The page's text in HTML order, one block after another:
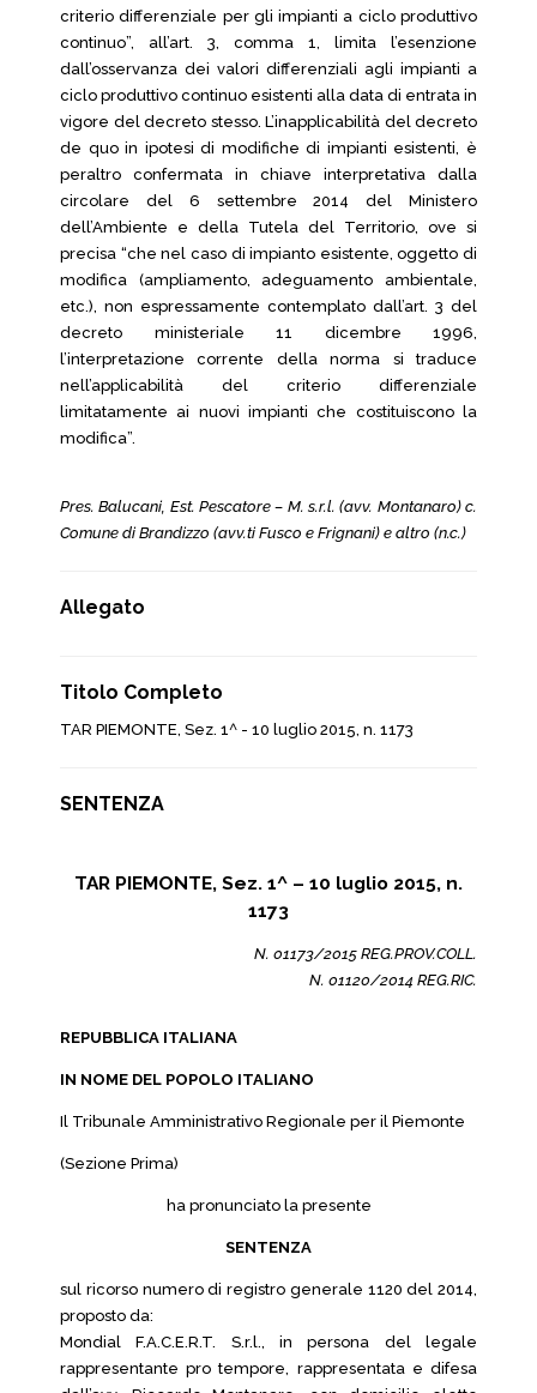
criterio differenziale per gli impianti a ciclo produttivo
continuo”, all’art. 3, comma 1, limita l’esenzione
dall’osservanza dei valori differenziali agli impianti a
ciclo produttivo continuo esistenti alla data di entrata in
vigore del decreto stesso. L’inapplicabilità del decreto
de quo in ipotesi di modifiche di impianti esistenti, è
peraltro confermata in chiave interpretativa dalla
circolare del 6 settembre 2014 del Ministero
dell’Ambiente e della Tutela del Territorio, ove si
precisa “che nel caso di impianto esistente, oggetto di
modifica (ampliamento, adeguamento ambientale,
etc.), non espressamente contemplato dall’art. 3 del
decreto ministeriale 11 dicembre 1996,
l’interpretazione corrente della norma si traduce
nell’applicabilità del criterio differenziale
limitatamente ai nuovi impianti che costituiscono la
modifica”.
Pres. Balucani, Est. Pescatore – M. s.r.l. (avv. Montanaro) c.
Comune di Brandizzo (avv.ti Fusco e Frignani) e altro (n.c.)
Allegato
Titolo Completo
TAR PIEMONTE, Sez. 1^ - 10 luglio 2015, n. 1173
SENTENZA
TAR PIEMONTE, Sez. 1^ – 10 luglio 2015, n.
1173
N. 01173/2015 REG.PROV.COLL.
N. 01120/2014 REG.RIC.
REPUBBLICA ITALIANA
IN NOME DEL POPOLO ITALIANO
Il Tribunale Amministrativo Regionale per il Piemonte
(Sezione Prima)
ha pronunciato la presente
SENTENZA
sul ricorso numero di registro generale 1120 del 2014,
proposto da:
Mondial F.A.C.E.R.T. S.r.l., in persona del legale
rappresentante pro tempore, rappresentata e difesa